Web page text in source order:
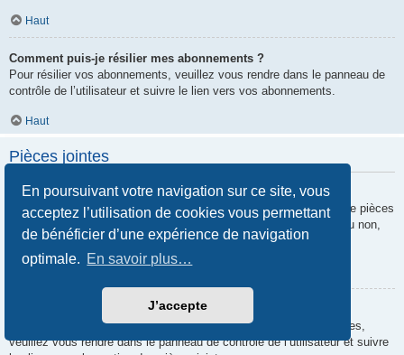
En poursuivant votre navigation sur ce site, vous
acceptez l’utilisation de cookies vous permettant
de bénéficier d’une expérience de navigation
optimale. En savoir plus…
J’accepte
Haut
Comment puis-je résilier mes abonnements ?
Pour résilier vos abonnements, veuillez vous rendre dans le panneau de
contrôle de l’utilisateur et suivre le lien vers vos abonnements.
Haut
Pièces jointes
Quelles pièces jointes sont autorisées sur ce forum ?
Chaque administrateur peut autoriser ou interdire certains types de pièces
jointes. Si vous n’êtes pas certain de savoir ce qui est autorisé ou non,
nous vous invitons à contacter un administrateur du forum.
Comment puis-je retrouver toutes mes pièces jointes ?
Pour retrouver la liste des pièces jointes que vous avez transférées,
veuillez vous rendre dans le panneau de contrôle de l’utilisateur et suivre